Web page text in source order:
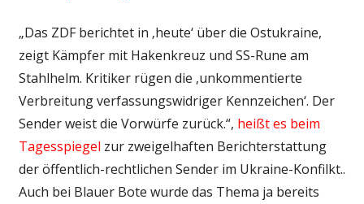
„Das ZDF berichtet in ‚heute‘ über die Ostukraine,
zeigt Kämpfer mit Hakenkreuz und SS-Rune am
Stahlhelm. Kritiker rügen die ‚unkommentierte
Verbreitung verfassungswidriger Kennzeichen‘. Der
Sender weist die Vorwürfe zurück.“, heißt es beim
Tagesspiegel zur zweigelhaften Berichterstattung
der öffentlich-rechtlichen Sender im Ukraine-Konfilkt..
Auch bei Blauer Bote wurde das Thema ja bereits